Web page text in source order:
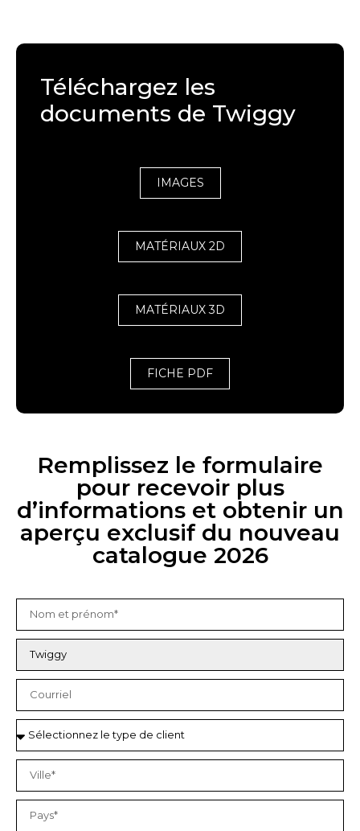
Téléchargez les
documents de Twiggy
IMAGES
MATÉRIAUX 2D
MATÉRIAUX 3D
FICHE PDF
Remplissez le formulaire
pour recevoir plus
d’informations et obtenir un
aperçu exclusif du nouveau
catalogue 2026